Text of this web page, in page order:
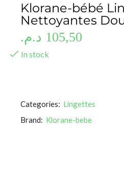
Klorane-bébé
Nettoyantes
105,50 د.م.
In stock
Categories: Lingettes
Brand: Klorane-bebe